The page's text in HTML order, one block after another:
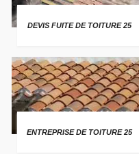
DEVIS FUITE DE TOITURE 25
ENTREPRISE DE TOITURE 25